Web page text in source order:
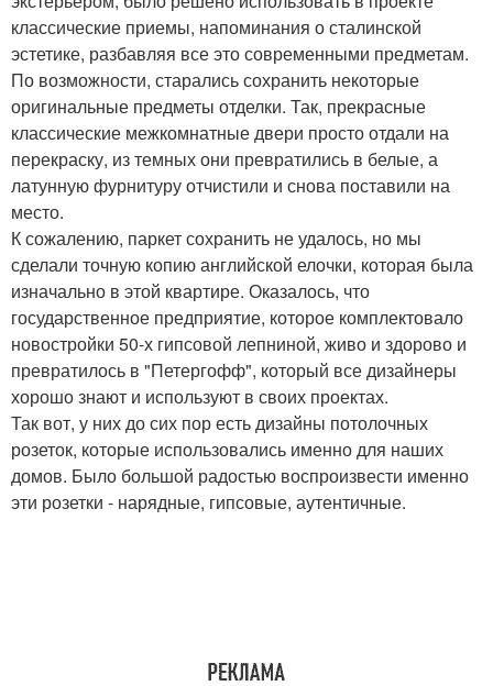
классические приемы, напоминания о сталинской
эстетике, разбавляя все это современными предметам.
По возможности, старались сохранить некоторые
оригинальные предметы отделки. Так, прекрасные
классические межкомнатные двери просто отдали на
перекраску, из темных они превратились в белые, а
латунную фурнитуру отчистили и снова поставили на
место.
К сожалению, паркет сохранить не удалось, но мы
сделали точную копию английской елочки, которая была
изначально в этой квартире. Оказалось, что
государственное предприятие, которое комплектовало
новостройки 50-х гипсовой лепниной, живо и здорово и
превратилось в "Петергофф", который все дизайнеры
хорошо знают и используют в своих проектах.
Так вот, у них до сих пор есть дизайны потолочных
розеток, которые использовались именно для наших
домов. Было большой радостью воспроизвести именно
эти розетки - нарядные, гипсовые, аутентичные.